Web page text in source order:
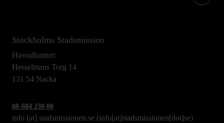
Stockholms Stadsmission
Huvudkontor:
Hesselmans Torg 14
131 54 Nacka
08-684 230 00
info [at] stadsmissionen.se (info[at]stadsmissionen[dot]se)